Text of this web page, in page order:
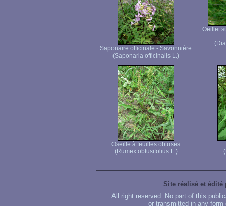
Saponaire officinale - Savonnière
(Saponaria officinalis L.)
Oeillet
Oseille à feuilles obtuses
(Rumex obtusifolius L.)
Site réalisé et édité
All right reserved. No part of this
or transmitted in any